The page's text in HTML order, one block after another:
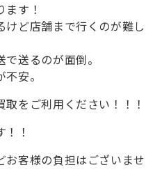
す！
けど店舗まで行くのが難し
送るのが面倒。
安。
をご利用ください！！！
！
お客様の負担はございませ